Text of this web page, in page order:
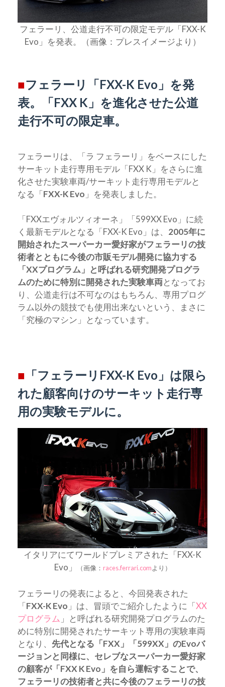
フェラーリ、公道走行不可の限定モデル「FXX-K
Evo」を発表。（画像：プレスイメージより）
■フェラーリ「FXX-K Evo」を発
表。「FXX K」を進化させた公道
走行不可の限定車。
フェラーリは、「ラ フェラーリ」をベースにした
サーキット走行専用モデル「FXX K」をさらに進
化させた実験車両/サーキット走行専用モデルと
なる「FXX-K Evo 」を発表しました。
「FXXエヴォルツィオーネ」「599XX Evo」に続
く最新モデルとなる「FXX-K Evo」は、 2005年に
開始されたスーパーカー愛好家がフェラーリの技
術者とともに今後の市販モデル開発に協力する
「XXプログラム」と呼ばれる研究開発プログラ
ムのために特別に開発された実験車両となってお
り、公道走行は不可なのはもちろん、専用プログ
ラム以外の競技でも使用出来ないという、まさに
「究極のマシン」となっています。
■ 「フェラーリFXX-K Evo」は限ら
れた顧客向けのサーキット走行専
用の実験モデルに。
イタリアにてワールドプレミアされた「FXX-K
Evo」
（画像： races.ferrari.comより）
フェラーリの発表によると、今回発表された
「FXX-K Evo 」は、冒頭でご紹介したように「XX
プログラム 」と呼ばれる研究開発プログラムのた
めに特別に開発されたサーキット専用の実験車両
となり、 先代となる「FXX」「599XX」のEvoバ
ージョンと同様に、セレブなスーパーカー愛好家
の顧客が「FXX K Evo」を自ら運転することで、
フェラーリの技術者と共に今後のフェラーリの技